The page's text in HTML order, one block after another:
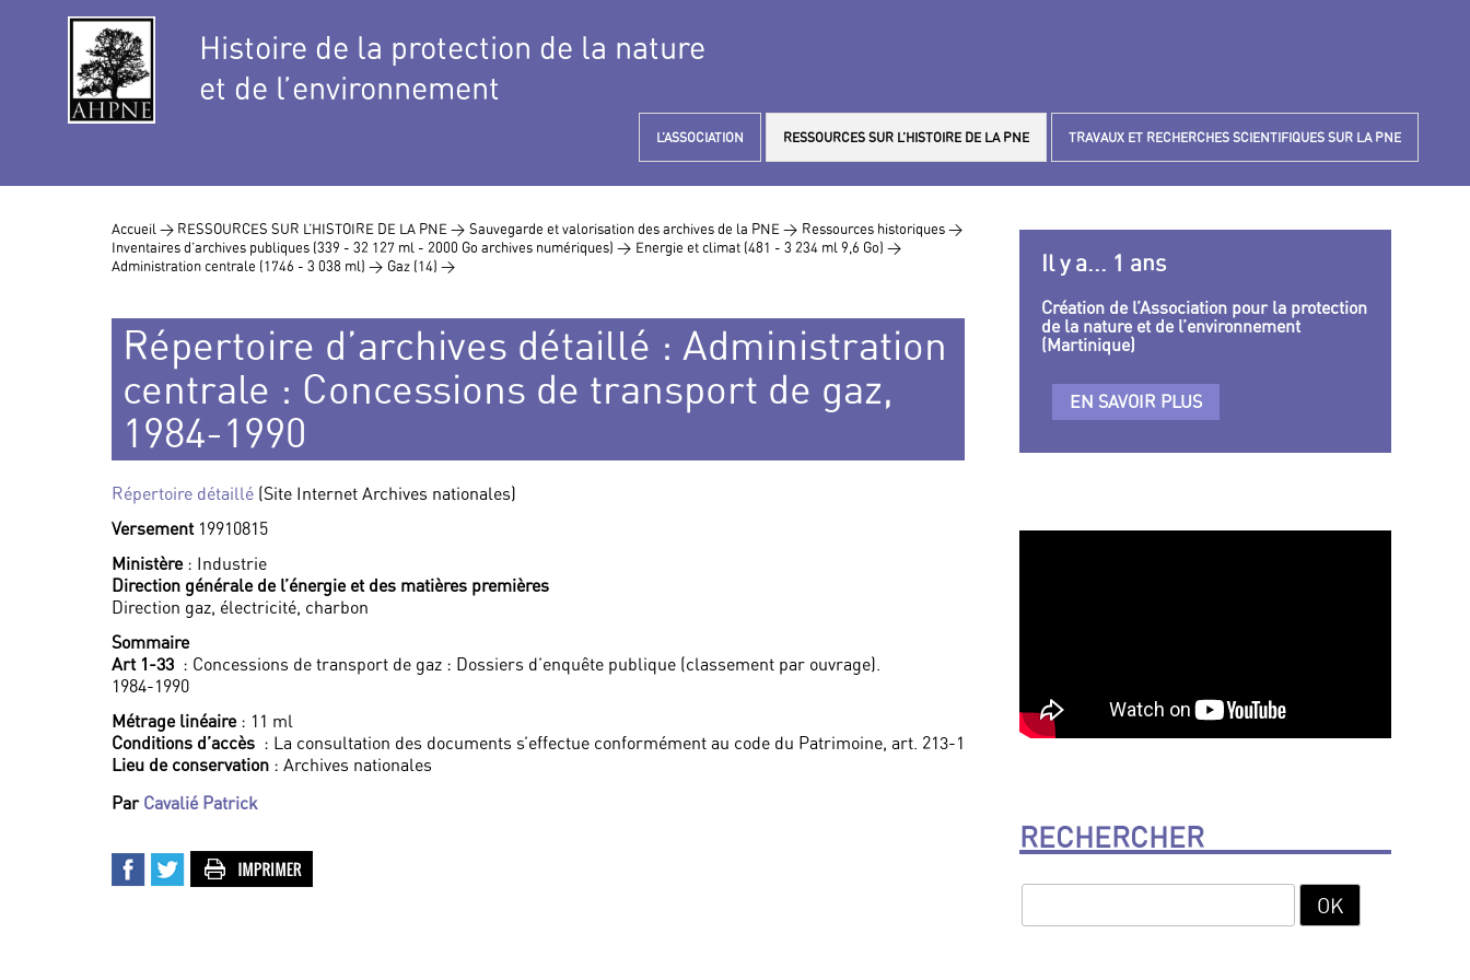
Histoire de la protection de la nature
et de l’environnement
L’ASSOCIATION RESSOURCES SUR L’HISTOIRE DE LA PNE TRAVAUX ET RECHERCHES SCIENTIFIQUES SUR LA PNE
Accueil > RESSOURCES SUR L’HISTOIRE DE LA PNE > Sauvegarde et valorisation des archives de la PNE > Ressources historiques >
Inventaires d’archives publiques (339 - 32 127 ml - 2000 Go archives numériques) > Energie et climat (481 - 3 234 ml 9,6 Go) >
Administration centrale (1746 - 3 038 ml) > Gaz (14) >
Répertoire d’archives détaillé : Administration
centrale : Concessions de transport de gaz,
1984-1990
Répertoire détaillé (Site Internet Archives nationales)
Versement 19910815
Ministère: Industrie
Direction générale de l’énergie et des matières premières
Direction gaz, électricité, charbon
Sommaire
Art 1-33 : Concessions de transport de gaz : Dossiers d’enquête publique (classement par ouvrage).
1984-1990
Métrage linéaire: 11 ml
Conditions d’accès : La consultation des documents s’effectue conformément au code du Patrimoine, art. 213-1
Lieu de conservation : Archives nationales
Par Cavalié Patrick
Il y a... 1 ans
Création de l’Association pour la protection
de la nature et de l’environnement
(Martinique)
EN SAVOIR PLUS
RECHERCHER